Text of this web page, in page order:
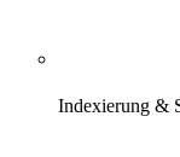
Indexierung &